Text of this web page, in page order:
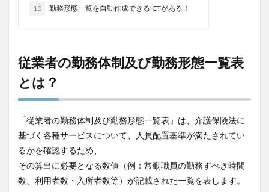
10 勤務形態一覧を自動作成できるICTがある！
従業者の勤務体制及び勤務形態一覧表
とは？
「従業者の勤務体制及び勤務形態一覧表」は、介護保険法に
基づく各種サービスについて、人員配置基準が満たされてい
るかを確認するため、
その算出に必要となる数値（例：常勤職員の勤務すべき時間
数、利用者数・入所者数等）が記載された一覧を表します。
チーム力
チアケアズ
ちぎっ手アート
ちぎり絵
つながって！MIRAI
ナノファイバーマスク
ニコカレ
パーカー
ハレルベースアリマツ
パンツ
ハンドクリーム
ハンドソープ
ビジネスマインド
ビジネス哲学